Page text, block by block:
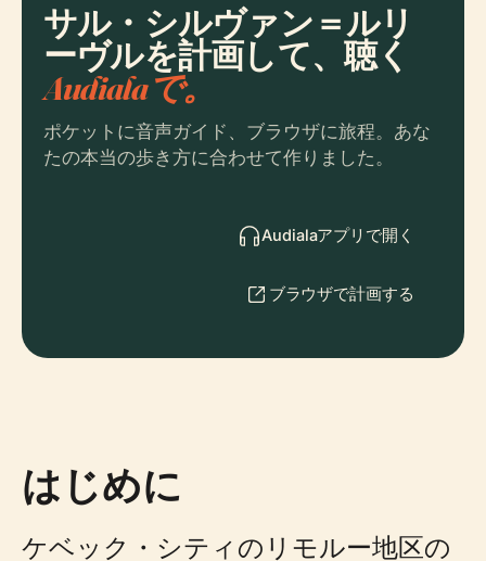
サル・シルヴァン＝ルリ
ーヴルを計画して、聴く
Audialaで。
ポケットに音声ガイド、ブラウザに旅程。あな
たの本当の歩き方に合わせて作りました。
Audialaアプリで開く
ブラウザで計画する
はじめに
ケベック・シティのリモルー地区の